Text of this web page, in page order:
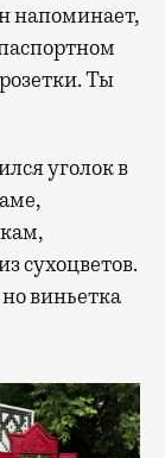
напоминает,
Ты
уголок в
сухоцветов.
виньетка